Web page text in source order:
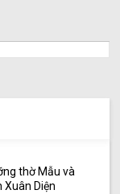
thờ Mẫu và
Xuân Diện